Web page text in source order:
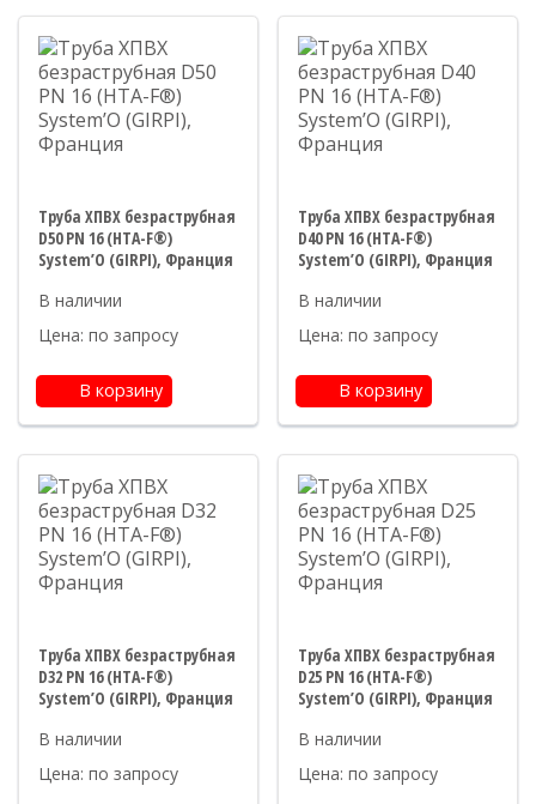
Труба ХПВХ безраструбная
D50 PN 16 (HTA-F®)
System’O (GIRPI), Франция
Цена: по запросу
В корзину
Труба ХПВХ безраструбная
D40 PN 16 (HTA-F®)
System’O (GIRPI), Франция
Цена: по запросу
В корзину
Труба ХПВХ безраструбная
D32 PN 16 (HTA-F®)
System’O (GIRPI), Франция
Цена: по запросу
Труба ХПВХ безраструбная
D25 PN 16 (HTA-F®)
System’O (GIRPI), Франция
Цена: по запросу